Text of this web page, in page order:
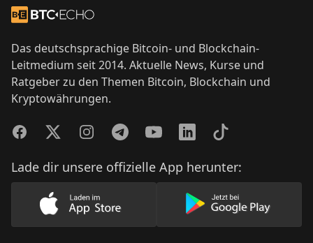
Zur Startseite
Das deutschsprachige Bitcoin- und Blockchain-
Leitmedium seit 2014. Aktuelle News, Kurse und
Ratgeber zu den Themen Bitcoin, Blockchain und
Kryptowährungen.
FacebookTwitterInstagramTelegramYouTubeLinkedInTikTok
Lade dir unsere offizielle App herunter:
Lade unsere App im AppStore herunter
Lade unsere